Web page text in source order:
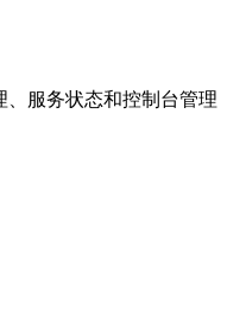
服务状态和控制台管理